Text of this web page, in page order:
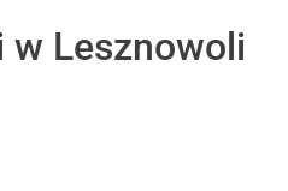
w Lesznowoli